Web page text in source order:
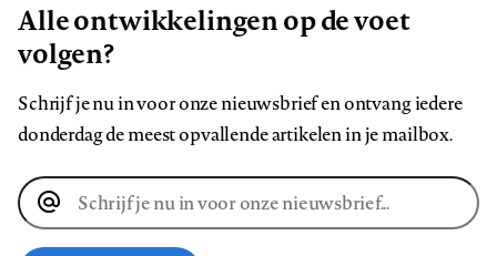
Alle ontwikkelingen op de voet
volgen?
Schrijf je nu in voor onze nieuwsbrief en ontvang iedere
donderdag de meest opvallende artikelen in je mailbox.
E-
mailadres